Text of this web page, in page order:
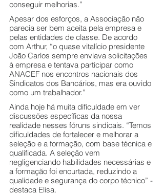
conseguir melhorias.”
Apesar dos esforços, a Associação não
parecia ser bem aceita pela empresa e
pelas entidades de classe. De acordo
com Arthur, “o quase vitalício presidente
João Carlos sempre enviava solicitações
à empresa e tentava participar como
ANACEF nos encontros nacionais dos
Sindicatos dos Bancários, mas era ouvido
como um trabalhador.”
Ainda hoje há muita dificuldade em ver
discussões específicas da nossa
realidade nesses fóruns sindicais. “Temos
dificuldades de fortalecer e melhorar a
seleção e a formação, com base técnica e
qualificada. A seleção vem
negligenciando habilidades necessárias e
a formação foi encurtada, reduzindo a
qualidade e segurança do corpo técnico” -
destaca Elisa.